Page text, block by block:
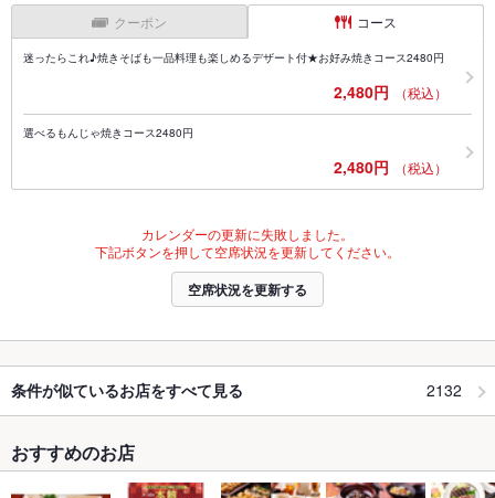
クーポン コース
迷ったらこれ♪焼きそばも一品料理も楽しめるデザート付★お好み焼きコース2480円
2,480円 （税込）
選べるもんじゃ焼きコース2480円
2,480円 （税込）
カレンダーの更新に失敗しました。
下記ボタンを押して空席状況を更新してください。
空席状況を更新する
条件が似ているお店をすべて見る 2132
おすすめのお店